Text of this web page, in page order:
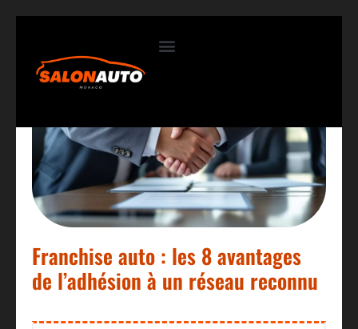
Franchise auto : les 8 avantages
de l’adhésion à un réseau reconnu